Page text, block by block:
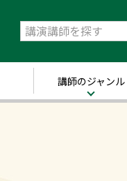
講師のジャンル